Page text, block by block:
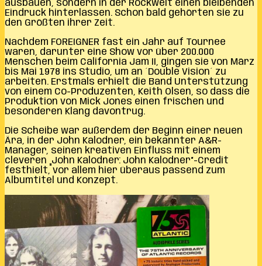
ausbauen, sondern in der Rockwelt einen bleibenden
Eindruck hinterlassen. Schon bald gehörten sie zu
den Größten ihrer Zeit.
Nachdem FOREIGNER fast ein Jahr auf Tournee
waren, darunter eine Show vor über 200.000
Menschen beim California Jam II, gingen sie von März
bis Mai 1978 ins Studio, um an ´Double Vision´ zu
arbeiten. Erstmals erhielt die Band Unterstützung
von einem Co-Produzenten, Keith Olsen, so dass die
Produktion von Mick Jones einen frischen und
besonderen Klang davontrug.
Die Scheibe war außerdem der Beginn einer neuen
Ära, in der John Kalodner, ein bekannter A&R-
Manager, seinen kreativen Einfluss mit einem
cleveren „John Kalodner: John Kalodner“-Credit
festhielt, vor allem hier überaus passend zum
Albumtitel und Konzept.